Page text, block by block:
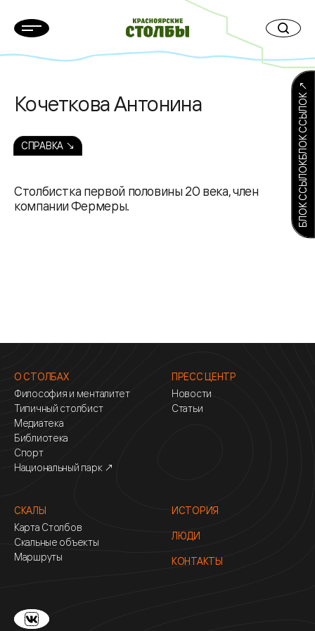
Кочеткова Антонина
СПРАВКА ↘
Столбистка первой половины 20 века, член
компании Фермеры.
БЛОК ССЫЛОКБЛОК ССЫЛОК ↗
О СТОЛБАХ
Философия и менталитет
Типичный столбист
Медиатека
Библиотека
Спорт
Национальный парк ↗
ПРЕСС ЦЕНТР
Новости
Статьи
СКАЛЫ
Карта Столбов
Скальные объекты
Маршруты
ИСТОРИЯ
ЛЮДИ
КОНТАКТЫ